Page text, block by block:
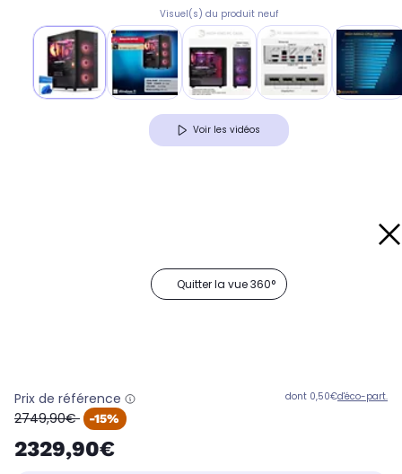
Visuel(s) du produit neuf
Voir les vidéos
Quitter la vue 360°
Prix de référence
oldPrice
2749,90€ -15%
2329,90€
dont 0,50€d'éco-part.